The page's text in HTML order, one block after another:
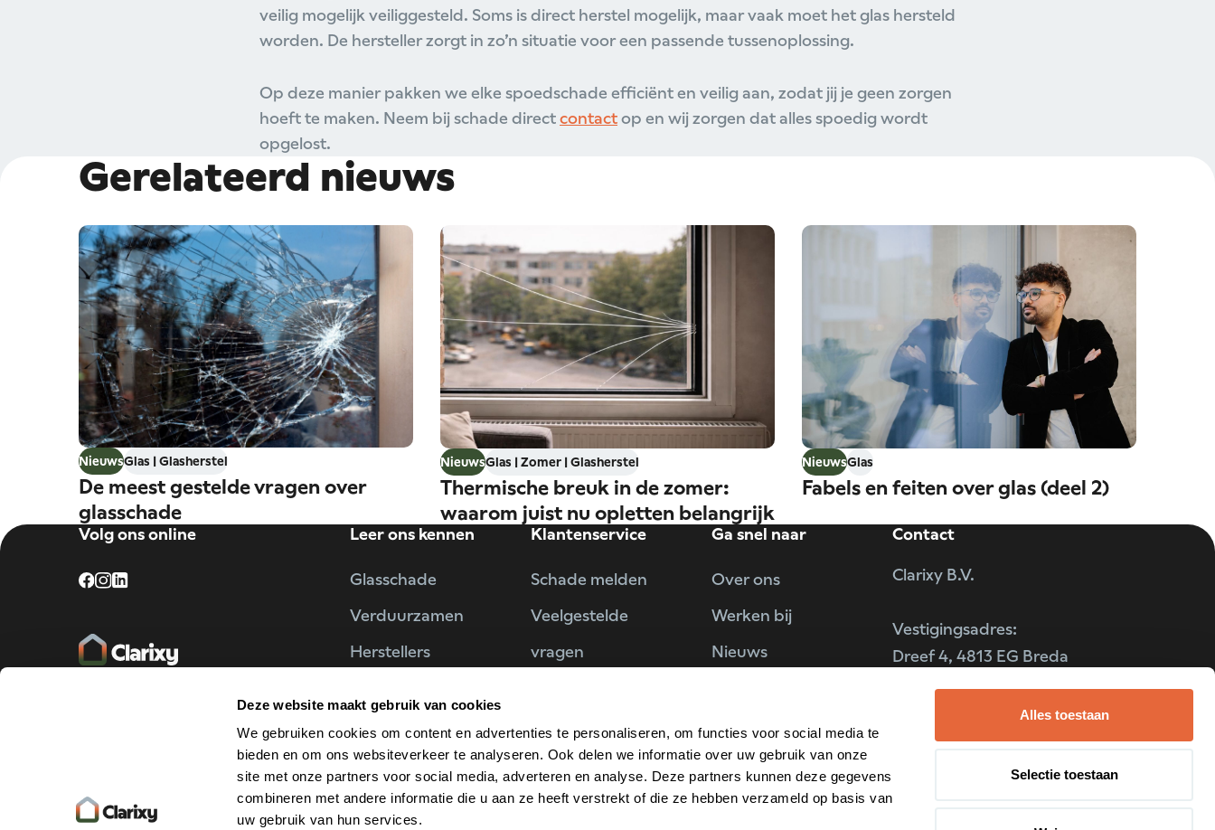
Deze website maakt gebruik van cookies
We gebruiken cookies om content en advertenties te personaliseren, om functies voor social media te
bieden en om ons websiteverkeer te analyseren. Ook delen we informatie over uw gebruik van onze
site met onze partners voor social media, adverteren en analyse. Deze partners kunnen deze gegevens
combineren met andere informatie die u aan ze heeft verstrekt of die ze hebben verzameld op basis van
uw gebruik van hun services.
Alles toestaan
Selectie toestaan
veilig mogelijk veiliggesteld. Soms is direct herstel mogelijk, maar vaak moet het glas hersteld
worden. De hersteller zorgt in zo’n situatie voor een passende tussenoplossing.
Op deze manier pakken we elke spoedschade efficiënt en veilig aan, zodat jij je geen zorgen
hoeft te maken. Neem bij schade directcontactop en wij zorgen dat alles spoedig wordt
opgelost.
Gerelateerd nieuws
NieuwsGlas | Glasherstel
De meest gestelde vragen over
glasschade
NieuwsGlas | Zomer | Glasherstel
Thermische breuk in de zomer:
waarom juist nu opletten belangrijk
is
NieuwsGlas
Fabels en feiten over glas (deel 2)
Volg ons online Leer ons kennen
Glasschade
Verduurzamen
Herstellers
Projecten
Klantenservice
Schade melden
Veelgestelde
vragen
Klacht indienen
Ga snel naar
Over ons
Werken bij
Nieuws
Contact
Clarixy B.V.
Vestigingsadres:
Dreef 4, 4813 EG Breda
KvK nummer: 20087057
BTW nummer: NL